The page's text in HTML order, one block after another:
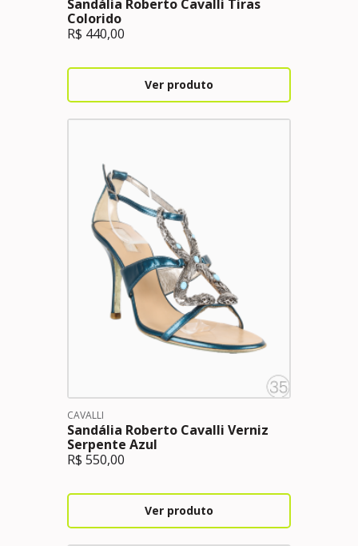
Sandália Roberto Cavalli Tiras
Colorido
R$ 440,00
Ver produto
CAVALLI
Sandália Roberto Cavalli Verniz
Serpente Azul
R$ 550,00
Ver produto